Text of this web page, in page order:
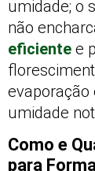
umidade; o
não
eficiente e
evaporação
umidade
Como e
para